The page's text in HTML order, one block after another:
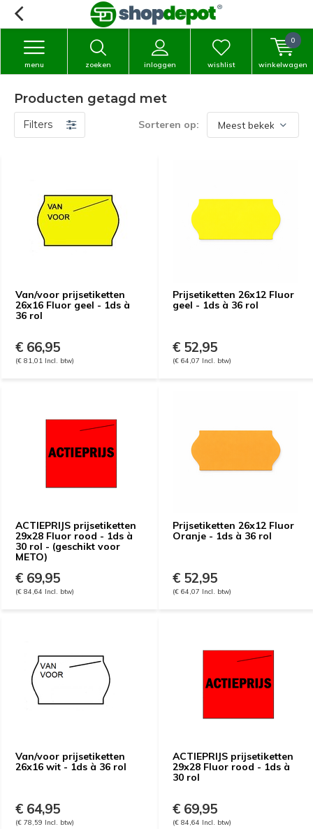
zoeken inloggen
menu wishlist winkelwagen
0
Producten getagd met
Filters Sorteren op:
Van/voor prijsetiketten
26x16 Fluor geel - 1ds à
36 rol
€ 66,95
(€ 81,01 Incl. btw)
Prijsetiketten 26x12 Fluor
geel - 1ds à 36 rol
€ 52,95
(€ 64,07 Incl. btw)
ACTIEPRIJS prijsetiketten
29x28 Fluor rood - 1ds à
30 rol - (geschikt voor
METO)
€ 69,95
(€ 84,64 Incl. btw)
Prijsetiketten 26x12 Fluor
Oranje - 1ds à 36 rol
€ 52,95
(€ 64,07 Incl. btw)
Van/voor prijsetiketten
26x16 wit - 1ds à 36 rol
€ 64,95
(€ 78,59 Incl. btw)
ACTIEPRIJS prijsetiketten
29x28 Fluor rood - 1ds à
30 rol
€ 69,95
(€ 84,64 Incl. btw)